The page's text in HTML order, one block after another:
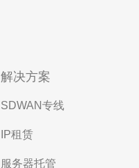
解决方案
SDWAN专线
IP租赁
服务器托管